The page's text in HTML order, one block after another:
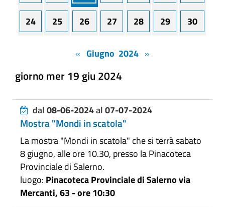
24 25 26 27 28 29 30
« Giugno 2024 »
giorno mer 19 giu 2024
dal08-06-2024al07-07-2024
Mostra "Mondi in scatola"
La mostra "Mondi in scatola" che si terrà sabato
8 giugno, alle ore 10.30, presso la Pinacoteca
Provinciale di Salerno.
luogo: Pinacoteca Provinciale di Salerno via
Mercanti, 63 - ore 10:30